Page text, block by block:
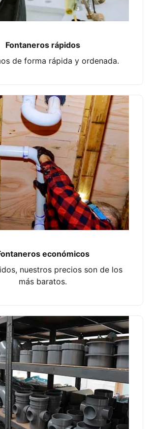
Fontaneros rápidos
de forma rápida y ordenada.
económicos
nuestros precios son de los
más baratos.